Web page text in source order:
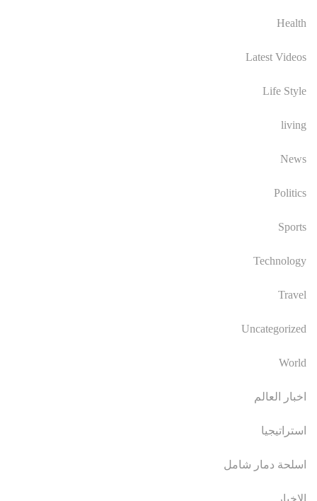
Health
Latest Videos
Life Style
living
News
Politics
Sports
Technology
Travel
Uncategorized
World
اخبار العالم
استراتيجيا
اسلحة دمار شامل